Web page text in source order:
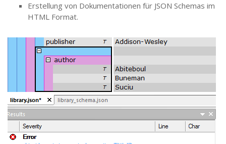
Erstellung von Dokumentationen für JSON Schemas im
HTML Format.